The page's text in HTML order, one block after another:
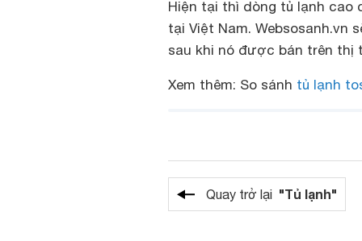
Hiện tại thì dòng tủ lạnh
tại Việt Nam. Websosanh.vn
sau khi nó được bán trên thị
Xem thêm: So sánh tủ lạnh
Quay trở lại "Tủ lạnh"